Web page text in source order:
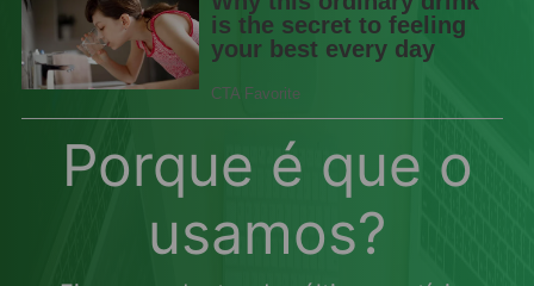
Porque é que o
usamos?